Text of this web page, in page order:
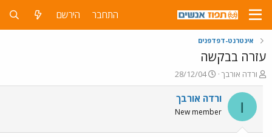
התחבר הירשם
אינטרנט-דפדפנים
עזרה בבקשה
פ
ו
ת
ח
ה
ורדה אורבך
פ
ו
ר
ם
28/12/04
ו ורדה אורבך
New member